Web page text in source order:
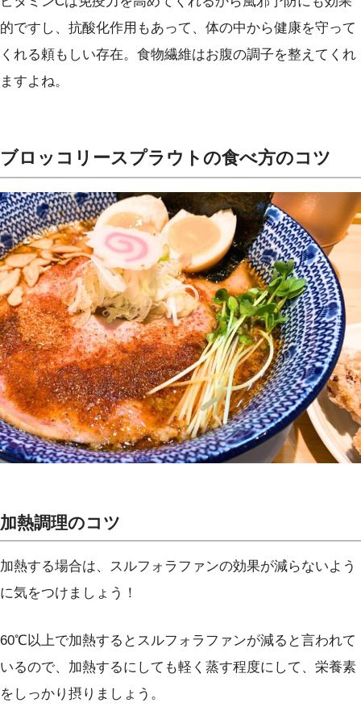
的ですし、抗酸化作用もあって、体の中から健康を守って
くれる頼もしい存在。食物繊維はお腹の調子を整えてくれ
ますよね。
ブロッコリースプラウトの食べ方のコツ
加熱調理のコツ
加熱する場合は、スルフォラファンの効果が減らないよう
に気をつけましょう！
60℃以上で加熱するとスルフォラファンが減ると言われて
いるので、加熱するにしても軽く蒸す程度にして、栄養素
をしっかり摂りましょう。